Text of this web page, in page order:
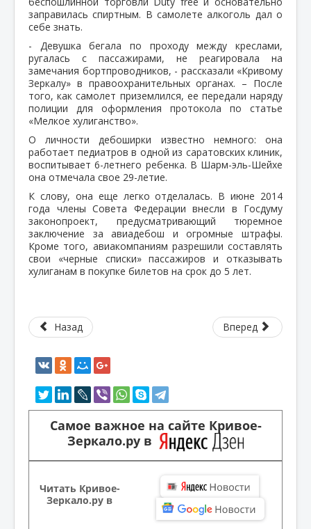
заправилась спиртным. В самолете алкоголь дал о
себе знать.
- Девушка бегала по проходу между креслами,
ругалась с пассажирами, не реагировала на
замечания бортпроводников, - рассказали «Кривому
Зеркалу» в правоохранительных органах. – После
того, как самолет приземлился, ее передали наряду
полиции для оформления протокола по статье
«Мелкое хулиганство».
О личности дебоширки известно немного: она
работает педиатров в одной из саратовских клиник,
воспитывает 6-летнего ребенка. В Шарм-эль-Шейхе
она отмечала свое 29-летие.
К слову, она еще легко отделалась. В июне 2014
года члены Совета Федерации внесли в Госдуму
законопроект, предусматривающий тюремное
заключение за авиадебош и огромные штрафы.
Кроме того, авиакомпаниям разрешили составлять
свои «черные списки» пассажиров и отказывать
хулиганам в покупке билетов на срок до 5 лет.
Назад Вперед
Самое важное на сайте Кривое-
Зеркало.ру в
Читать Кривое-
Зеркало.ру в